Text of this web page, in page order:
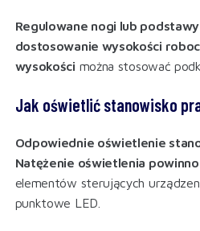
Regulowane nogi lub podstawy
dostosowanie wysokości
wysokości można stosować
Jak oświetlić stanowisko
Odpowiednie oświetlenie
Natężenie oświetlenia
elementów sterujących
punktowe LED.